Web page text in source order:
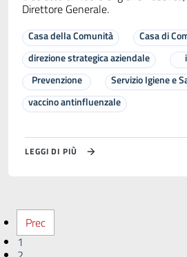
Direttore Generale.
Casa della Comunità
Casa di
direzione strategica aziendale
Prevenzione
Servizio Igiene e
vaccino antinfluenzale
LEGGI DI PIÙ
Prec
1